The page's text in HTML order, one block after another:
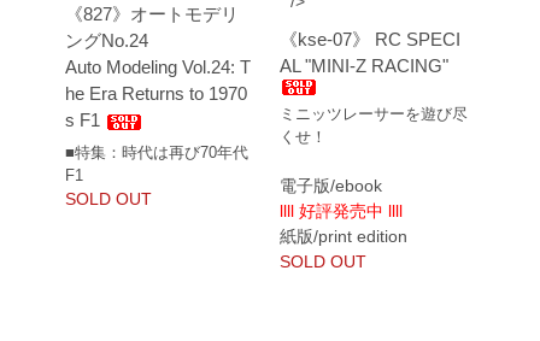
《827》オートモデリ
ングNo.24
Auto Modeling Vol.24: T
he Era Returns to 1970
s F1
■特集：時代は再び70年代
F1
SOLD OUT
《kse-07》 RC SPECI
AL "MINI-Z RACING"
ミニッツレーサーを遊び尽
くせ！
電子版/ebook
llll 好評発売中 llll
紙版/print edition
SOLD OUT